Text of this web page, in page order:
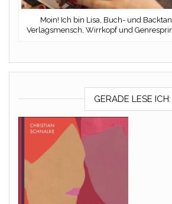
Moin! Ich bin Lisa, Buch- und
Verlagsmensch, Wirrkopf und
GERADE LESE ICH: